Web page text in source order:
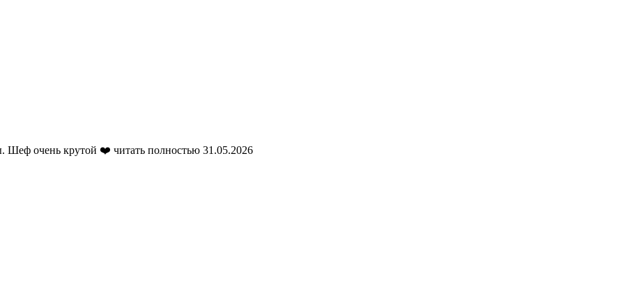
Шеф очень крутой ❤️ читать полностью 31.05.2026